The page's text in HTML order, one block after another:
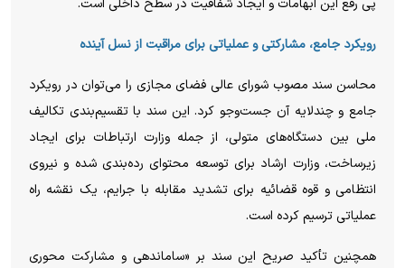
پی رفع این ابهامات و ایجاد شفافیت در سطح داخلی است.
رویکرد جامع، مشارکتی و عملیاتی برای مراقبت از نسل آینده
محاسن سند مصوب شورای عالی فضای مجازی را می‌توان در رویکرد
جامع و چندلایه آن جست‌و‌جو کرد. این سند با تقسیم‌بندی تکالیف
ملی بین دستگاه‌های متولی، از جمله وزارت ارتباطات برای ایجاد
زیرساخت، وزارت ارشاد برای توسعه محتوای رده‌بندی شده و نیروی
انتظامی و قوه قضائیه برای تشدید مقابله با جرایم، یک نقشه راه
عملیاتی ترسیم کرده است.
همچنین تأکید صریح این سند بر «ساماندهی و مشارکت محوری